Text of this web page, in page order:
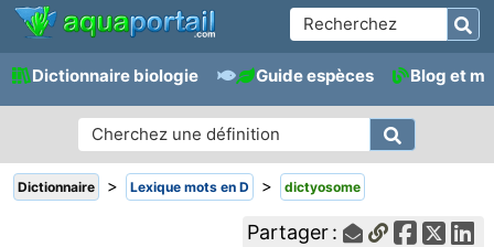
Dictionnaire biologie Guide espèces Blog et
Dictionnaire > Lexique mots en D > dictyosome
Partager :